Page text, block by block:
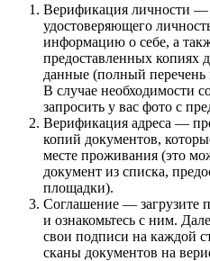
Верификация личности
удостоверяющего
информацию о себе, а
предоставленных
данные (полный перечень
В случае необходимости
запросить у вас фото с
Верификация адреса —
копий документов,
месте проживания (это
документ из списка,
площадки).
Соглашение — загрузите
и ознакомьтесь с ним.
свои подписи на каждой
сканы документов на